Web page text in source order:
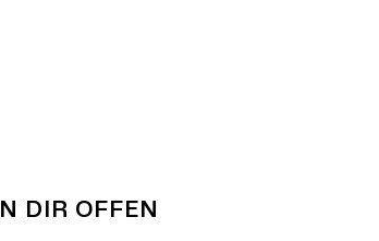
DIR OFFEN